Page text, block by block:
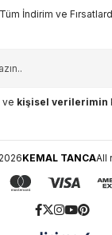
İndirim ve
ve kişisel verilerimin
KEMAL TANCAAll